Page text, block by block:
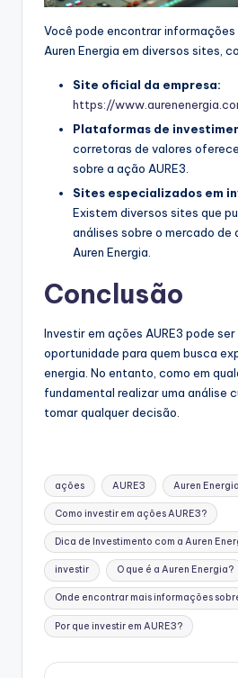
Você pode encontrar
Auren Energia em diversos sites,
Site oficial da empresa:
https://
Plataformas de
corretoras de valores
sobre a ação AURE3.
Sites especializados em
Existem diversos sites que
análises sobre o mercado de
Auren Energia.
Conclusão
Investir em ações AURE3 pode
oportunidade para quem busca
energia. No entanto, como em
fundamental realizar uma análise
tomar qualquer decisão.
Tags:
ações AURE3 Auren Energia
Como investir em ações AURE3?
Dica de Investimento com a Auren
investir O que é a Auren Energia?
Onde encontrar mais informações
Por que investir em AURE3?